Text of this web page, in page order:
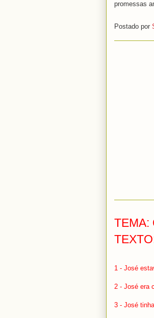
promessas
Postado por
TEMA:
1 - José
2 - José era
3 - José